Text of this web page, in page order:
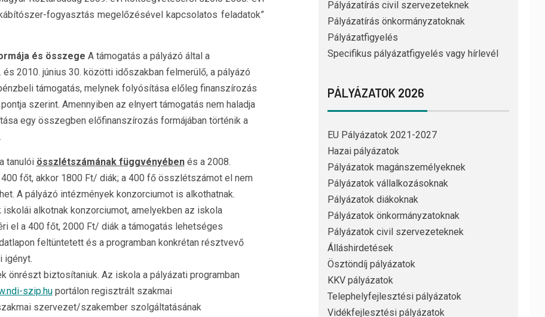
fogyasztás megelőzésével kapcsolatos feladatok”
és összege A támogatás a pályázó által a
2010. június 30. közötti időszakban felmerülő, a pályázó
támogatás, melynek folyósítása előleg finanszírozás
szerint. Amennyiben az elnyert támogatás nem haladja
egy összegben előfinanszírozás formájában történik a
tanulói összlétszámának függvényébenés a 2008.
főt, akkor 1800 Ft/ diák; a 400 fő összlétszámot el nem
A pályázó intézmények konzorciumot is alkothatnak.
alkotnak konzorciumot, amelyekben az iskola
el a 400 főt, 2000 Ft/ diák a támogatás lehetséges
feltüntetett és a programban konkrétan résztvevő
igényt.
önrészt biztosítaniuk. Az iskola a pályázati programban
szip.huportálon regisztrált szakmai
szervezet/szakember szolgáltatásának
Pályázatírás civil szervezeteknek
Pályázatírás önkormányzatoknak
Pályázatfigyelés
Specifikus pályázatfigyelés vagy hírlevél
PÁLYÁZATOK 2026
EU Pályázatok 2021-2027
Hazai pályázatok
Pályázatok magánszemélyeknek
Pályázatok vállalkozásoknak
Pályázatok diákoknak
Pályázatok önkormányzatoknak
Pályázatok civil szervezeteknek
Álláshirdetések
Ösztöndíj pályázatok
KKV pályázatok
Telephelyfejlesztési pályázatok
Vidékfejlesztési pályázatok